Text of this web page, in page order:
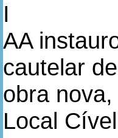
I
AA
cautelar
obra
Local